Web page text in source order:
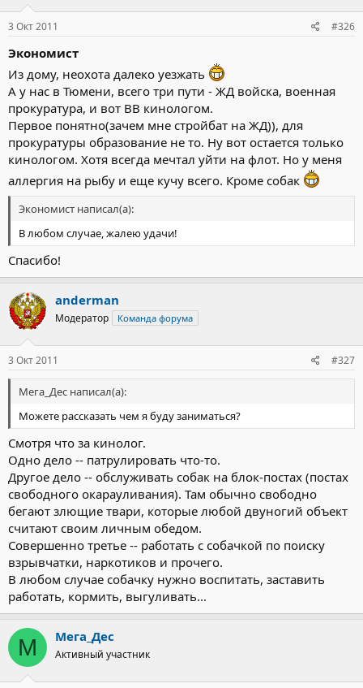
3 Окт 2011 #326
Экономист
Из дому, неохота далеко уезжать
А у нас в Тюмени, всего три пути - ЖД войска, военная
прокуратура, и вот ВВ кинологом.
Первое понятно(зачем мне стройбат на ЖД)), для
прокуратуры образование не то. Ну вот остается только
кинологом. Хотя всегда мечтал уйти на флот. Но у меня
аллергия на рыбу и еще кучу всего. Кроме собак
Экономист написал(а):
В любом случае, жалею удачи!
Спасибо!
anderman
Модератор Команда форума
3 Окт 2011 #327
Мега_Дес написал(а):
Можете рассказать чем я буду заниматься?
Смотря что за кинолог.
Одно дело -- патрулировать что-то.
Другое дело -- обслуживать собак на блок-постах (постах
свободного окарауливания). Там обычно свободно
бегают злющие твари, которые любой двуногий объект
считают своим личным обедом.
Совершенно третье -- работать с собачкой по поиску
взрывчатки, наркотиков и прочего.
В любом случае собачку нужно воспитать, заставить
работать, кормить, выгуливать...
М Мега_Дес
Активный участник